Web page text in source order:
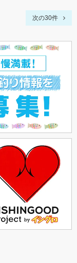
次の30件